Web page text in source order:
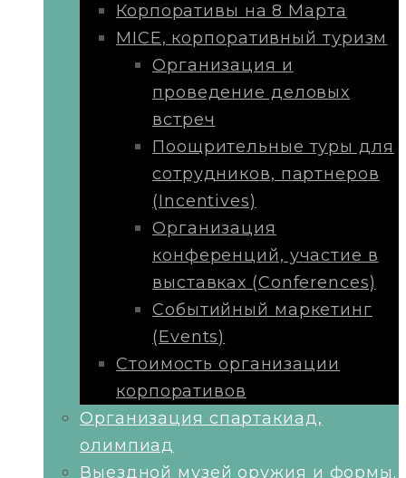
Корпоративы на 8 Марта
MICE, корпоративный туризм
Организация и
проведение деловых
встреч
Поощрительные туры для
сотрудников, партнеров
(Incentives)
Организация
конференций, участие в
выставках (Conferences)
Событийный маркетинг
(Events)
Стоимость организации
корпоративов
Организация спартакиад,
олимпиад
Выездной музей оружия и формы.